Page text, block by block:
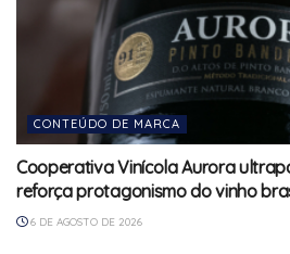
CONTEÚDO DE MARCA
Cooperativa Vinícola Aurora
reforça protagonismo do vinho
6 DE AGOSTO DE 2026